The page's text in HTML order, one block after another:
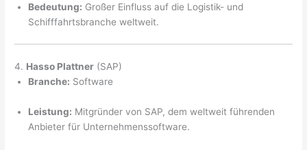
Bedeutung: Großer Einfluss auf die Logistik- und
Schifffahrtsbranche weltweit.
4. Hasso Plattner (SAP)
Branche: Software
Leistung: Mitgründer von SAP, dem weltweit führenden
Anbieter für Unternehmenssoftware.